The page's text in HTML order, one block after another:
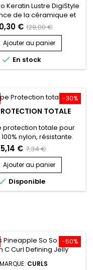
Keratin Lustre DigiStyle
de la céramique et
au sein des plaques
la technologie ionique
qui dure et une
parfaite. BaBylissPro
DigiStyle est doté de
en céramique
kératine par la...
€ 129,00 €
Ajouter au panier
 En stock
-30%
TOTALE
protection totale pour
nylon, résistante.
5,14 € 7,34 €
Ajouter au panier
Disponible
-50%
MARQUE: CURLS